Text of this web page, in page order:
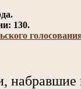
130.
набравшие